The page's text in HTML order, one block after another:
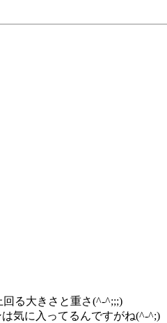
る大きさと重さ(^-^;;;)
気に入ってるんですがね(^-^;)